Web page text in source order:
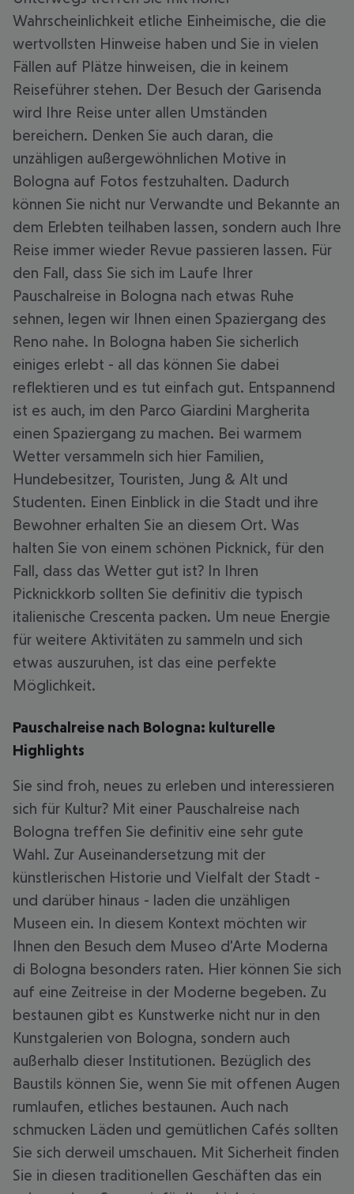
Wahrscheinlichkeit etliche Einheimische, die die
wertvollsten Hinweise haben und Sie in vielen
Fällen auf Plätze hinweisen, die in keinem
Reiseführer stehen. Der Besuch der Garisenda
wird Ihre Reise unter allen Umständen
bereichern. Denken Sie auch daran, die
unzähligen außergewöhnlichen Motive in
Bologna auf Fotos festzuhalten. Dadurch
können Sie nicht nur Verwandte und Bekannte an
dem Erlebten teilhaben lassen, sondern auch Ihre
Reise immer wieder Revue passieren lassen. Für
den Fall, dass Sie sich im Laufe Ihrer
Pauschalreise in Bologna nach etwas Ruhe
sehnen, legen wir Ihnen einen Spaziergang des
Reno nahe. In Bologna haben Sie sicherlich
einiges erlebt - all das können Sie dabei
reflektieren und es tut einfach gut. Entspannend
ist es auch, im den Parco Giardini Margherita
einen Spaziergang zu machen. Bei warmem
Wetter versammeln sich hier Familien,
Hundebesitzer, Touristen, Jung & Alt und
Studenten. Einen Einblick in die Stadt und ihre
Bewohner erhalten Sie an diesem Ort. Was
halten Sie von einem schönen Picknick, für den
Fall, dass das Wetter gut ist? In Ihren
Picknickkorb sollten Sie definitiv die typisch
italienische Crescenta packen. Um neue Energie
für weitere Aktivitäten zu sammeln und sich
etwas auszuruhen, ist das eine perfekte
Möglichkeit.
Pauschalreise nach Bologna: kulturelle
Highlights
Sie sind froh, neues zu erleben und interessieren
sich für Kultur? Mit einer Pauschalreise nach
Bologna treffen Sie definitiv eine sehr gute
Wahl. Zur Auseinandersetzung mit der
künstlerischen Historie und Vielfalt der Stadt -
und darüber hinaus - laden die unzähligen
Museen ein. In diesem Kontext möchten wir
Ihnen den Besuch dem Museo d'Arte Moderna
di Bologna besonders raten. Hier können Sie sich
auf eine Zeitreise in der Moderne begeben. Zu
bestaunen gibt es Kunstwerke nicht nur in den
Kunstgalerien von Bologna, sondern auch
außerhalb dieser Institutionen. Bezüglich des
Baustils können Sie, wenn Sie mit offenen Augen
rumlaufen, etliches bestaunen. Auch nach
schmucken Läden und gemütlichen Cafés sollten
Sie sich derweil umschauen. Mit Sicherheit finden
Sie in diesen traditionellen Geschäften das ein